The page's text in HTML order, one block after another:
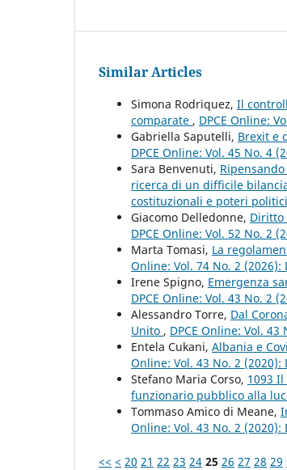
Similar Articles
Simona Rodriquez, Il
comparate , DPCE Online:
Gabriella Saputelli, Brexit e
DPCE Online: Vol. 45 No. 4
Sara Benvenuti,
ricerca di un difficile
costituzionali e poteri
Giacomo Delledonne, Diritto
DPCE Online: Vol. 52 No. 2
Marta Tomasi, La
Online: Vol. 74 No. 2 (2026):
Irene Spigno, Emergenza
DPCE Online: Vol. 43 No. 2
Alessandro Torre, Dal
Unito , DPCE Online: Vol. 43
Entela Cukani, Albania e
Online: Vol. 43 No. 2 (2020):
Stefano Maria Corso, 1093
funzionario pubblico alla
Tommaso Amico di Meane,
Online: Vol. 43 No. 2 (2020):
<< < 20 21 22 23 24 25 26 27 28 29